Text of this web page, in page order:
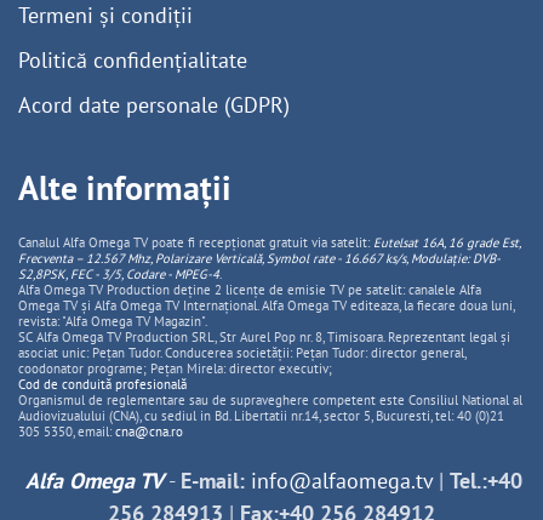
Termeni și condiții
Politică confidențialitate
Acord date personale (GDPR)
Alte informații
Canalul Alfa Omega TV poate fi recepționat gratuit via satelit: Eutelsat 16A, 16 grade Est,
Frecventa – 12.567 Mhz, PolarizareVerticală, Symbol rate - 16.667 ks/s, Modulație: DVB-
S2,8PSK, FEC - 3/5, Codare - MPEG-4.
Alfa Omega TV Production deține 2 licențe de emisie TV pe satelit: canalele Alfa
Omega TV și Alfa Omega TV Internațional. Alfa Omega TV editeaza, la fiecare doua luni,
revista: "Alfa Omega TV Magazin".
SC Alfa Omega TV Production SRL, Str Aurel Pop nr. 8, Timisoara. Reprezentant legal și
asociat unic: Pețan Tudor. Conducerea societății: Pețan Tudor: director general,
coodonator programe; Pețan Mirela: director executiv;
Cod de conduită profesională
Organismul de reglementare sau de supraveghere competent este Consiliul National al
Audiovizualului (CNA), cu sediul in Bd. Libertatii nr.14, sector 5, Bucuresti, tel: 40 (0)21
305 5350, email: cna@cna.ro
Alfa Omega TV- E-mail: info@alfaomega.tv| Tel.:+40
256 284913 | Fax:+40 256 284912